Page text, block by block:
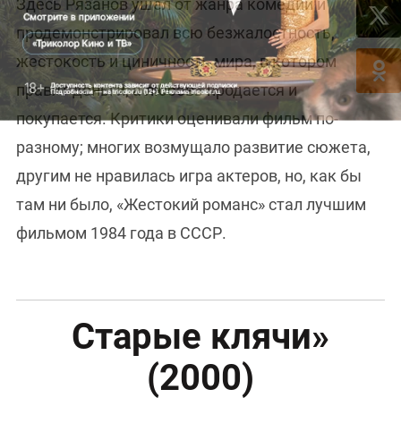
Здесь Рязанов ушел от жанра комедии и
продемонстрировал всю безжалостность,
жестокость и циничность мира, в котором
правят деньги, а любовь продается и
покупается. Критики оценивали фильм по-
разному; многих возмущало развитие сюжета,
другим не нравилась игра актеров, но, как бы
там ни было, «Жестокий романс» стал лучшим
фильмом 1984 года в СССР.
Старые клячи»
(2000)